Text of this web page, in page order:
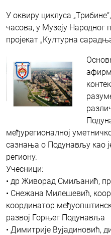
У оквиру циклуса
часова, у Музеју Народног
пројекат „Културна
међурегионалној
сазнања о Подунављу као
региону.
Учесници:
• др Живорад Смиљанић,
• Снежана Милешевић,
координатор
развој Горњег Подунавља
• Димитрије Вујадиновић,